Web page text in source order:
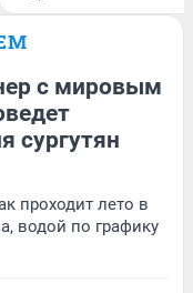
с мировым
сургутян
проходит лето в
водой по графику